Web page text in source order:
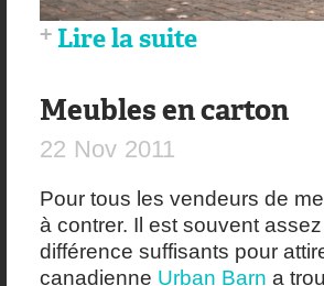
Lire la suite
Meubles en carton
22 Nov 2011
Pour tous les vendeurs de
à contrer. Il est souvent
différence suffisants pour
canadienne Urban Barn a